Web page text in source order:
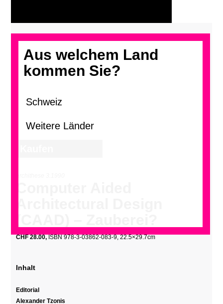
Aus welchem Land
kommen Sie?
CHF 28.00, ISBN 978-3-03862-083-9, 22.5×29.7cm
Inhalt
Editorial
Alexander Tzonis